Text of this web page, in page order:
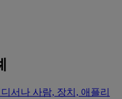
서나 사람, 장치, 애플리